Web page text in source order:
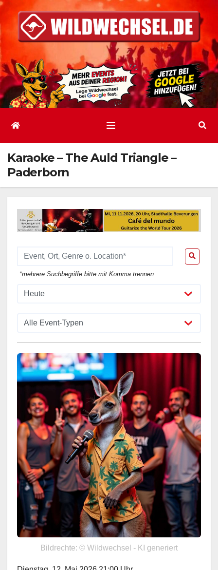
Inhalt
springen
Karaoke – The Auld Triangle –
Paderborn
*mehrere Suchbegriffe bitte mit Komma trennen
Bildrechte: © Wildwechsel - KI generiert